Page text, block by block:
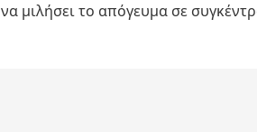
μιλήσει το απόγευμα σε